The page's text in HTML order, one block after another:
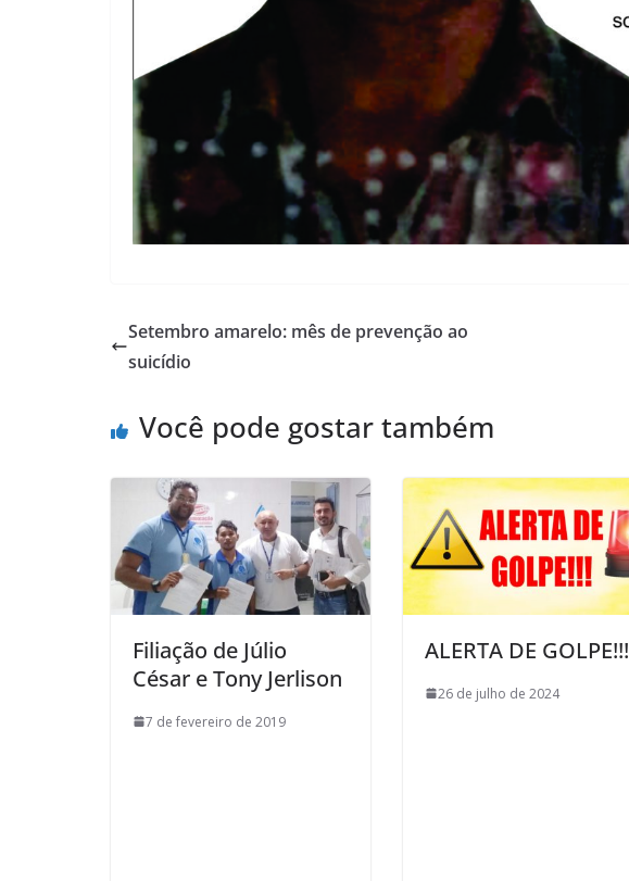
Setembro amarelo: mês de prevenção ao
suicídio
Você pode gostar também
Filiação de Júlio
César e Tony Jerlison
7 de fevereiro de 2019
ALERTA DE GOLPE!!!
26 de julho de 2024